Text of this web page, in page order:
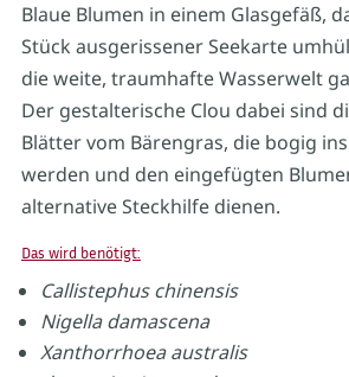
Blaue Blumen in einem Glasgefäß,
Stück ausgerissener Seekarte
die weite, traumhafte Wasserwelt
Der gestalterische Clou dabei sind
Blätter vom Bärengras, die bogig
werden und den eingefügten
alternative Steckhilfe dienen.
Das wird benötigt:
Callistephus chinensis
Nigella damascena
Xanthorrhoea australis